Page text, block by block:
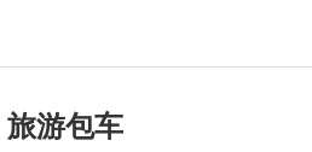
旅游包车